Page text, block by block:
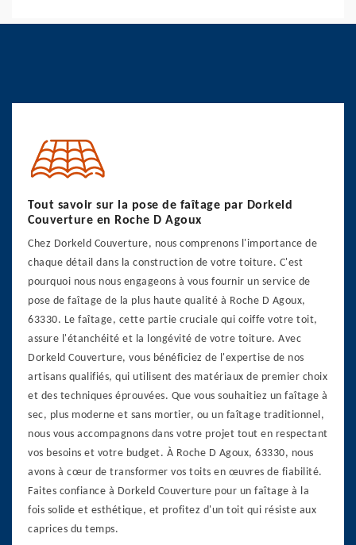
Tout savoir sur la pose de faîtage par Dorkeld
Couverture en Roche D Agoux
Chez Dorkeld Couverture, nous comprenons l'importance de
chaque détail dans la construction de votre toiture. C'est
pourquoi nous nous engageons à vous fournir un service de
pose de faîtage de la plus haute qualité à Roche D Agoux,
63330. Le faîtage, cette partie cruciale qui coiffe votre toit,
assure l'étanchéité et la longévité de votre toiture. Avec
Dorkeld Couverture, vous bénéficiez de l'expertise de nos
artisans qualifiés, qui utilisent des matériaux de premier choix
et des techniques éprouvées. Que vous souhaitiez un faîtage à
sec, plus moderne et sans mortier, ou un faîtage traditionnel,
nous vous accompagnons dans votre projet tout en respectant
vos besoins et votre budget. À Roche D Agoux, 63330, nous
avons à cœur de transformer vos toits en œuvres de fiabilité.
Faites confiance à Dorkeld Couverture pour un faîtage à la
fois solide et esthétique, et profitez d'un toit qui résiste aux
caprices du temps.